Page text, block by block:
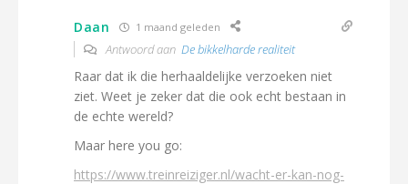
Daan 1 maand geleden
Antwoord aan De bikkelharde realiteit
Raar dat ik die herhaaldelijke verzoeken niet
ziet. Weet je zeker dat die ook echt bestaan in
de echte wereld?
Maar here you go:
https://www.treinreiziger.nl/wacht-er-kan-nog-